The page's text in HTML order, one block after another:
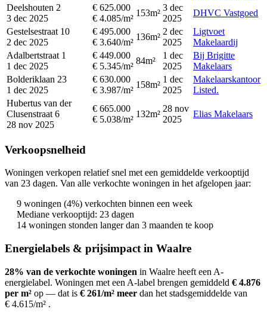
Deelshouten 2
3 dec 2025
€ 625.000
€ 4.085/m²
153m²
3 dec
2025
DHVC Vastgoed
Gestelsestraat 10
2 dec 2025
€ 495.000
€ 3.640/m²
136m²
2 dec
2025
Ligtvoet
Makelaardij
Adalbertstraat 1
1 dec 2025
€ 449.000
€ 5.345/m²
84m²
1 dec
2025
Bij Brigitte
Makelaars
Bolderiklaan 23
1 dec 2025
€ 630.000
€ 3.987/m²
158m²
1 dec
2025
Makelaarskantoor
Listed.
Hubertus van der
Clusenstraat 6
28 nov 2025
€ 665.000
€ 5.038/m²
132m²
28 nov
2025
Elias Makelaars
Verkoopsnelheid
Woningen verkopen relatief snel met een gemiddelde verkooptijd
van 23 dagen. Van alle verkochte woningen in het afgelopen jaar:
9 woningen (4%) verkochten binnen een week
Mediane verkooptijd: 23 dagen
14 woningen stonden langer dan 3 maanden te koop
Energielabels & prijsimpact in Waalre
28% van de verkochte woningen in Waalre heeft een A-
energielabel. Woningen met een A-label brengen gemiddeld € 4.876
per m² op — dat is € 261/m² meer dan het stadsgemiddelde van
€ 4.615/m² .